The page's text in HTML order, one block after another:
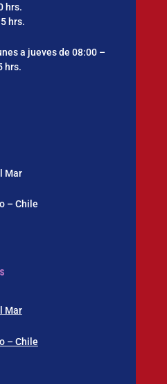
hrs.
hrs.
a jueves de 08:00 –
hrs.
Mar
– Chile
Mar
– Chile